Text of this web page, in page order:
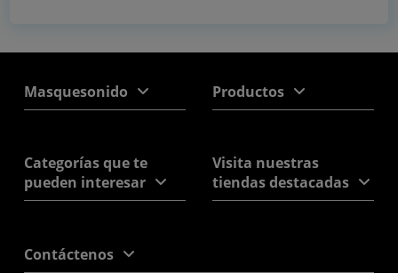
Masquesonido Productos
Categorías que te
pueden interesar
Visita nuestras
tiendas destacadas
Contáctenos